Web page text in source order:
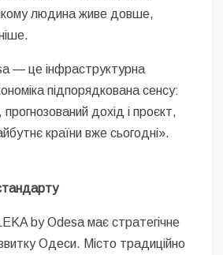
людина живе довше,
— це інфраструктурна
підпорядкована сенсу:
дохід і проєкт,
країни вже сьогодні».
by Odesa має стратегічне
Одеси. Місто традиційно